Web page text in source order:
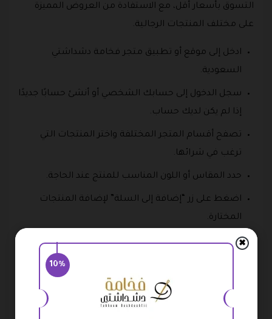
التسوق بأسعار أقل، مع الاستفادة من العروض المميزة
على مختلف المنتجات الرجالية.
ادخل إلى موقع أو تطبيق متجر فخامة دشداشتي
السعودية.
سجل الدخول إلى حسابك الشخصي أو أنشئ حسابًا جديدًا
إذا لم يكن لديك حساب.
تصفح أقسام المتجر المختلفة واختر المنتجات التي
ترغب في شرائها.
حدد المقاس أو اللون المناسب للمنتج عند الحاجة.
اضغط على زر “إضافة إلى السلة” لإضافة المنتجات
المختارة.
كرر العملية حتى تنتهي من اختيار جميع احتياجاتك.
انتقل إلى سلة التسوق لمراجعة المنتجات المضافة.
تأكد من الكميات والمقاسات قبل إتمام الطلب.
ابحث عن خانة “كود الخصم” أو “القسيمة الشرائية”.
10%
✖